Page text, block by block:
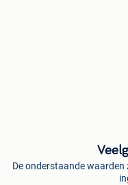
De onderstaande waarden